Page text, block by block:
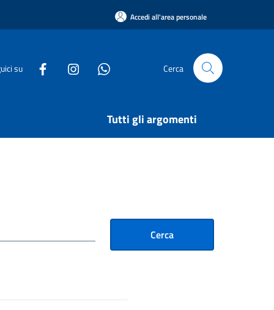
Accedi all'area personale
su Cerca
Tutti gli argomenti
Cerca